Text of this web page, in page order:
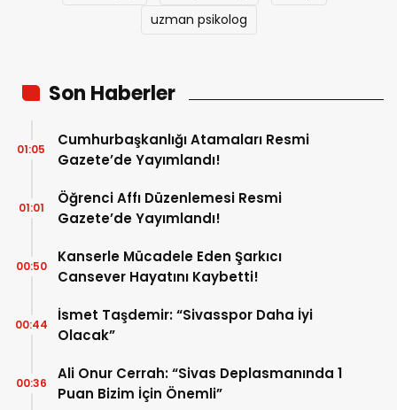
uzman psikolog
Son Haberler
Cumhurbaşkanlığı Atamaları Resmi
Gazete’de Yayımlandı!
01:05
Öğrenci Affı Düzenlemesi Resmi
Gazete’de Yayımlandı!
01:01
Kanserle Mücadele Eden Şarkıcı
Cansever Hayatını Kaybetti!
00:50
İsmet Taşdemir: “Sivasspor Daha İyi
Olacak”
00:44
Ali Onur Cerrah: “Sivas Deplasmanında 1
Puan Bizim İçin Önemli”
00:36